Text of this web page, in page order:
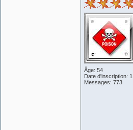
Âge: 54
Date d'inscription:
Messages: 773